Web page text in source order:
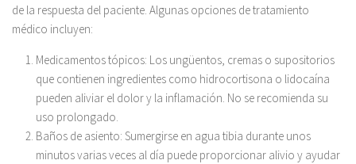
de la respuesta del paciente. Algunas opciones de tratamiento
médico incluyen:
Medicamentos tópicos: Los ungüentos, cremas o supositorios
que contienen ingredientes como hidrocortisona o lidocaína
pueden aliviar el dolor y la inflamación. No se recomienda su
uso prolongado.
Baños de asiento: Sumergirse en agua tibia durante unos
minutos varias veces al día puede proporcionar alivio y ayudar